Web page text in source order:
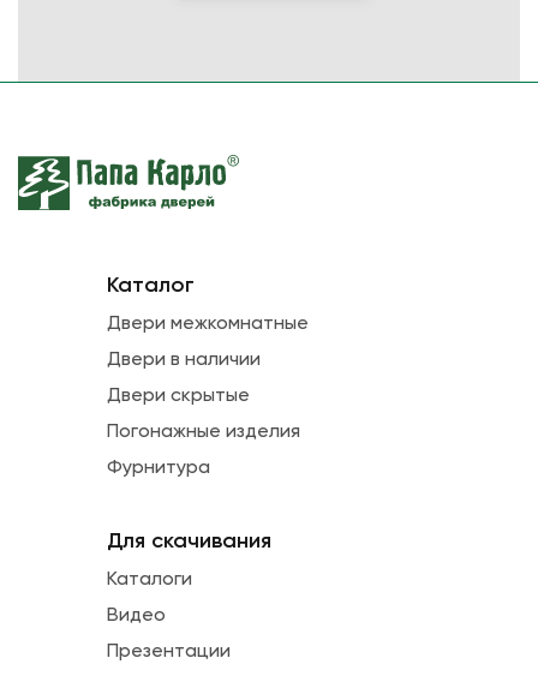
Каталог
Двери межкомнатные
Двери в наличии
Двери скрытые
Погонажные изделия
Фурнитура
Для скачивания
Каталоги
Видео
Презентации